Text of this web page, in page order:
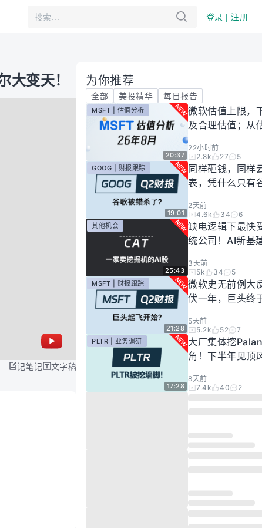
大变天！
记笔记
文字稿
为你推荐
全部 美投精华 每日报告
20:37
MSFT | 估值分析
微软估值上限，
及合理估值；从
年8月
22小时前
2.8k
27 5
19:01
GOOG | 财报跟踪
同样砸钱，同样
表，凭什么只有
你谷歌真正的投
有多高！
2天前
4.6k
34 6
25:43
其他机会
缺电逻辑下最快
统公司！AI新基
3天前
5k
34 5
21:28
MSFT | 财报跟踪
微软史无前例大
伏一年，巨头终
5天前
5.2k
52 7
17:28
PLTR | 业务调研
大厂集体挖
角！下半年见顶
还要投资吗？
8天前
7.4k
40 2
登录 | 注册